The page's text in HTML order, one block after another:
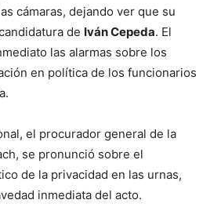
cámaras, dejando ver que su
de Iván Cepeda. El
las alarmas sobre los
en política de los funcionarios
el procurador general de la
se pronunció sobre el
de la privacidad en las urnas,
inmediata del acto.